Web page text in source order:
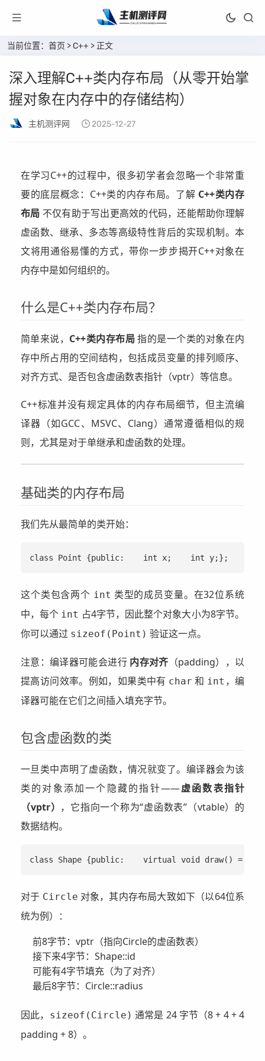
当前位置： 首页 >C++ > 正文
深入理解C++类内存布局（从零开始掌
握对象在内存中的存储结构）
主机测评网 2025-12-27
在学习C++的过程中，很多初学者会忽略一个非常重
要的底层概念：C++类的内存布局。了解 C++类内存
布局 不仅有助于写出更高效的代码，还能帮助你理解
虚函数、继承、多态等高级特性背后的实现机制。本
文将用通俗易懂的方式，带你一步步揭开C++对象在
内存中是如何组织的。
什么是C++类内存布局？
简单来说， C++类内存布局指的是一个类的对象在内
存中所占用的空间结构，包括成员变量的排列顺序、
对齐方式、是否包含虚函数表指针（vptr）等信息。
C++标准并没有规定具体的内存布局细节，但主流编
译器（如GCC、MSVC、Clang）通常遵循相似的规
则，尤其是对于单继承和虚函数的处理。
基础类的内存布局
我们先从最简单的类开始：
class Point {public:    int x;    int y;};
这个类包含两个 int 类型的成员变量。在32位系统
中，每个 int 占4字节，因此整个对象大小为8字节。
你可以通过 sizeof(Point) 验证这一点。
注意：编译器可能会进行 内存对齐（padding），以
提高访问效率。例如，如果类中有 char 和 int ，编
译器可能在它们之间插入填充字节。
包含虚函数的类
一旦类中声明了虚函数，情况就变了。编译器会为该
类的对象添加一个隐藏的指针——虚函数表指针
（vptr） ，它指向一个称为“虚函数表”（vtable）的
数据结构。
class Shape {public:    virtual void draw() =
对于 Circle 对象，其内存布局大致如下（以64位系
统为例）：
前8字节：vptr（指向Circle的虚函数表）
接下来4字节：Shape::id
可能有4字节填充（为了对齐）
最后8字节：Circle::radius
因此， sizeof(Circle) 通常是 24 字节（8 + 4 + 4
padding + 8）。